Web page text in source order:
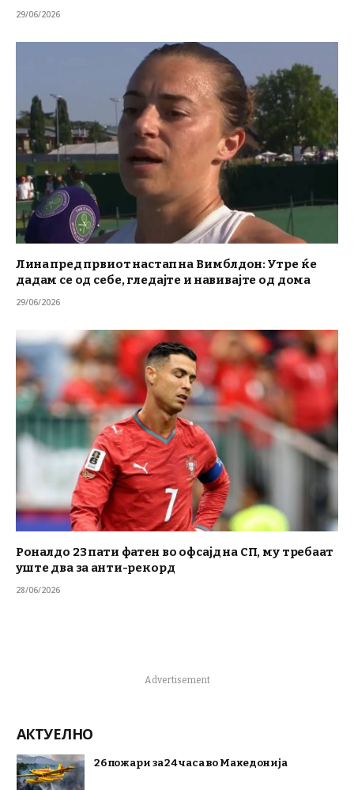
29/06/2026
Лина пред првиот настап на Вимблдон: Утре ќе
дадам се од себе, гледајте и навивајте од дома
29/06/2026
Роналдо 23 пати фатен во офсајд на СП, му требаат
уште два за анти-рекорд
28/06/2026
Advertisement
АКТУЕЛНО
26 пожари за 24 часа во Македонија